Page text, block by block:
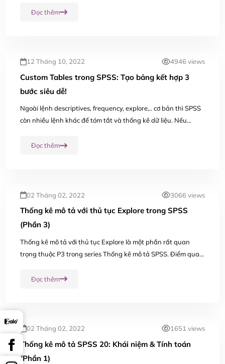
năng thiết yếu cho mọi sinh viên...
Đọc thêm
12 Tháng 10, 2022 4946 views
Custom Tables trong SPSS: Tạo bảng kết hợp 3
bước siêu dễ!
Ngoài lệnh descriptives, frequency, explore,.. cơ bản thì SPSS
còn nhiều lệnh khác để tóm tắt và thống kê dữ liệu. Nếu
giữa thu nhập và giới tính giữa hai thành...
Đọc thêm
02 Tháng 02, 2022 3066 views
Thống kê mô tả với thủ tục Explore trong SPSS
(Phần 3)
Thống kê mô tả với thủ tục Explore là một phần rất quan
trọng thuộc P3 trong series Thống kê mô tả SPSS. Điểm quan
thân và lá (steam and leaf) trong...
Đọc thêm
02 Tháng 02, 2022 1651 views
Thống kê mô tả SPSS 20: Khái niệm & Tính toán
(Phần 1)